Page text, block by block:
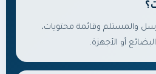
والمستلم وقائمة محتويات،
أو الأجهزة.